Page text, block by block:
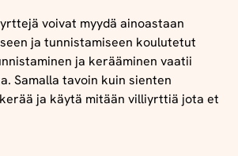
voivat myydä ainoastaan
ja tunnistamiseen koulutetut
ja kerääminen vaatii
Samalla tavoin kuin sienten
ja käytä mitään villiyrttiä jota et